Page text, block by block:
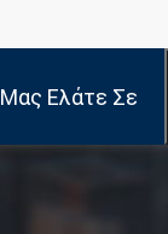
Μας Ελάτε Σε